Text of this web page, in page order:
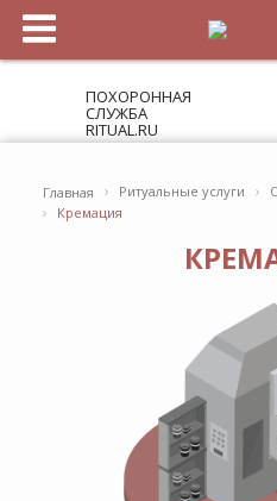
ПОХОРОННАЯ
СЛУЖБА
RITUAL.RU
Главная › Ритуальные услуги ›
› Кремация